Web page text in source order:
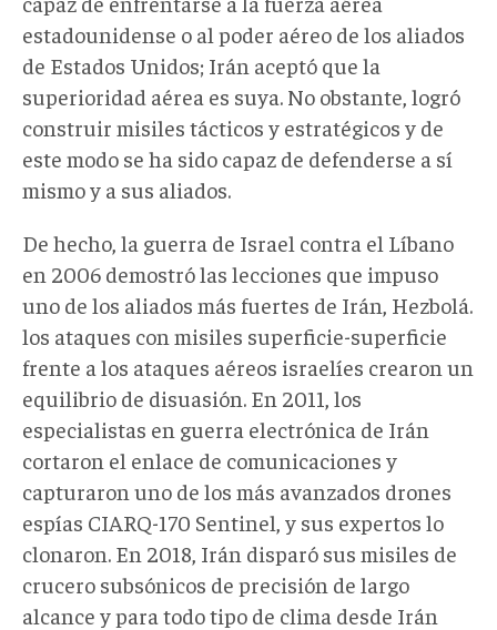
estadounidense o al poder aéreo de los aliados
de Estados Unidos; Irán aceptó que la
superioridad aérea es suya. No obstante, logró
construir misiles tácticos y estratégicos y de
este modo se ha sido capaz de defenderse a sí
mismo y a sus aliados.
De hecho, la guerra de Israel contra el Líbano
en 2006 demostró las lecciones que impuso
uno de los aliados más fuertes de Irán, Hezbolá.
los ataques con misiles superficie-superficie
frente a los ataques aéreos israelíes crearon un
equilibrio de disuasión. En 2011, los
especialistas en guerra electrónica de Irán
cortaron el enlace de comunicaciones y
capturaron uno de los más avanzados drones
espías CIARQ-170 Sentinel, y sus expertos lo
clonaron. En 2018, Irán disparó sus misiles de
crucero subsónicos de precisión de largo
alcance y para todo tipo de clima desde Irán